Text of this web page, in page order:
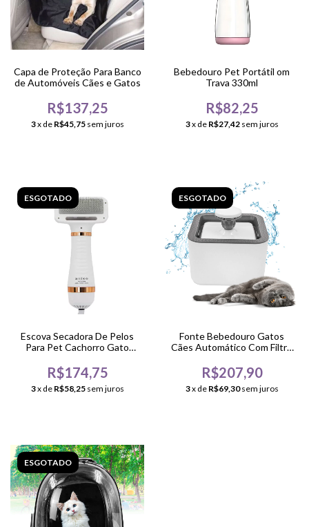
Capa de Proteção Para Banco
de Automóveis Cães e Gatos
R$137,25
3x de R$45,75 sem juros
Bebedouro Pet Portátil om
Trava 330ml
R$82,25
3x de R$27,42 sem juros
ESGOTADO
Escova Secadora De Pelos
Para Pet Cachorro Gato
R$174,75
3x de R$58,25 sem juros
ESGOTADO
Fonte Bebedouro Gatos
Cães Automático Com Filtro
R$207,90
3x de R$69,30 sem juros
ESGOTADO